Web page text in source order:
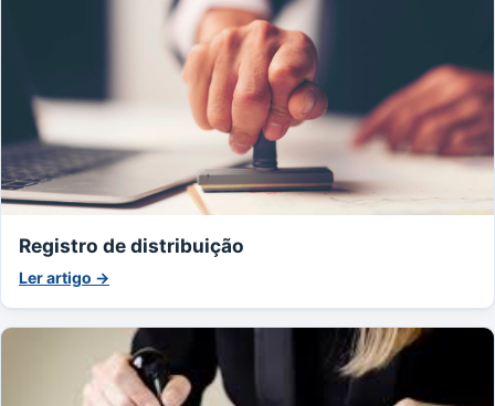
Registro de distribuição
Ler artigo →